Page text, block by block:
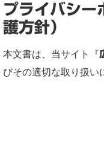
プライバシー
護方針）
本文書は、当サイト『
びその適切な取り扱い